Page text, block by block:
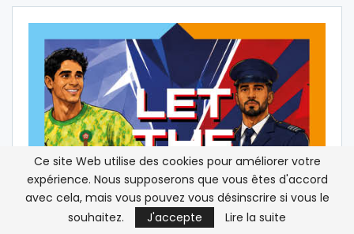
Ce site Web utilise des cookies pour améliorer votre
expérience. Nous supposerons que vous êtes d'accord
avec cela, mais vous pouvez vous désinscrire si vous le
souhaitez.
J'accepte Lire la suite